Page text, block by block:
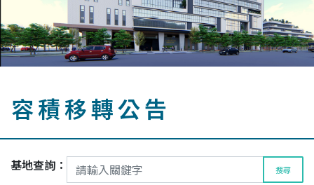
容積移轉公告
基地查詢： 搜尋